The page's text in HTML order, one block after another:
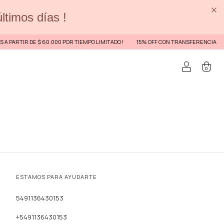
días !
PARTIR DE $ 60.000 POR TIEMPO LIMITADO ! 15% OFF CON TRANSFERENCIA
0
ESTAMOS PARA AYUDARTE
5491136430153
+5491136430153